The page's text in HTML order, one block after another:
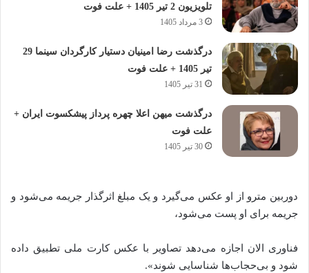
تلویزیون 2 تیر 1405 + علت فوت
3 مرداد 1405
درگذشت رضا امینیان دستیار کارگردان سینما 29
تیر 1405 + علت فوت
31 تیر 1405
درگذشت میهن اعلا چهره پرداز پیشکسوت ایران +
علت فوت
30 تیر 1405
دوربین مترو از او عکس می‌گیرد و یک مبلغ اثرگذار جریمه می‌شود و
جریمه برای او پست می‌شود،
فناوری الان اجازه می‌دهد تصاویر با عکس کارت ملی تطبیق داده
شود و بی‌حجاب‌ها شناسایی شوند».